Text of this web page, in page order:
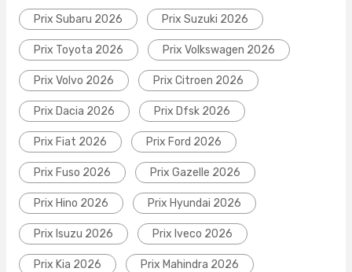
Prix Subaru 2026 Prix Suzuki 2026
Prix Toyota 2026 Prix Volkswagen 2026
Prix Volvo 2026 Prix Citroen 2026
Prix Dacia 2026 Prix Dfsk 2026
Prix Fiat 2026 Prix Ford 2026
Prix Fuso 2026 Prix Gazelle 2026
Prix Hino 2026 Prix Hyundai 2026
Prix Isuzu 2026 Prix Iveco 2026
Prix Kia 2026 Prix Mahindra 2026